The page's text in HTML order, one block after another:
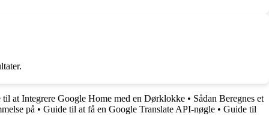
til at Integrere Google Home med en Dørklokke • Sådan Beregnes et
på • Guide til at få en Google Translate API-nøgle • Guide til